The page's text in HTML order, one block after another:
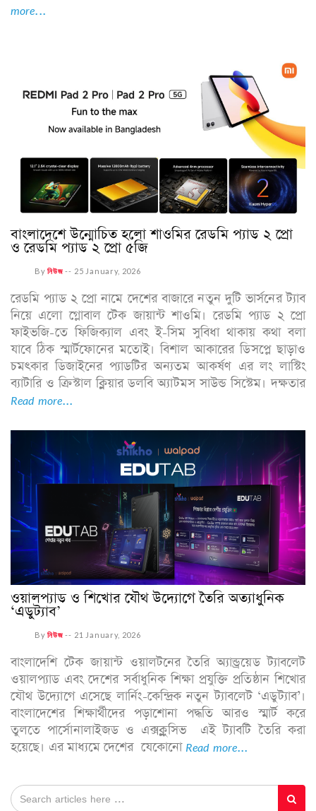
more...
বাংলাদেশে উন্মোচিত হলো শাওমির রেডমি প্যাড ২ প্রো
ও রেডমি প্যাড ২ প্রো ৫জি
Byনিউজ -- 25 January, 2026
রেডমি প্যাড ২ প্রো নামে দেশের বাজারে নতুন দুটি ভার্সনের ট্যাব
নিয়ে এলো গ্লোবাল টেক জায়ান্ট শাওমি। রেডমি প্যাড ২ প্রো
ফাইভজি-তে ফিজিক্যাল এবং ই-সিম সুবিধা থাকায় কথা বলা
যাবে ঠিক স্মার্টফোনের মতোই। বিশাল আকারের ডিসপ্লে ছাড়াও
চমৎকার ডিজাইনের প্যাডটির অন্যতম আকর্ষণ এর লং লাস্টিং
ব্যাটারি ও ক্রিস্টাল ক্লিয়ার ডলবি অ্যাটমস সাউন্ড সিস্টেম। দক্ষতার
Read more...
ওয়ালপ্যাড ও শিখোর যৌথ উদ্যোগে তৈরি অত্যাধুনিক
‘এডুট্যাব’
Byনিউজ -- 21 January, 2026
বাংলাদেশি টেক জায়ান্ট ওয়ালটনের তৈরি অ্যান্ড্রয়েড ট্যাবলেট
ওয়ালপ্যাড এবং দেশের সর্বাধুনিক শিক্ষা প্রযুক্তি প্রতিষ্ঠান শিখোর
যৌথ উদ্যোগে এসেছে লার্নিং-কেন্দ্রিক নতুন ট্যাবলেট ‘এডুট্যাব’।
বাংলাদেশের শিক্ষার্থীদের পড়াশোনা পদ্ধতি আরও স্মার্ট করে
তুলতে পার্সোনালাইজড ও এক্সক্লুসিভ এই ট্যাবটি তৈরি করা
হয়েছে। এর মাধ্যমে দেশের যেকোনো Read more...